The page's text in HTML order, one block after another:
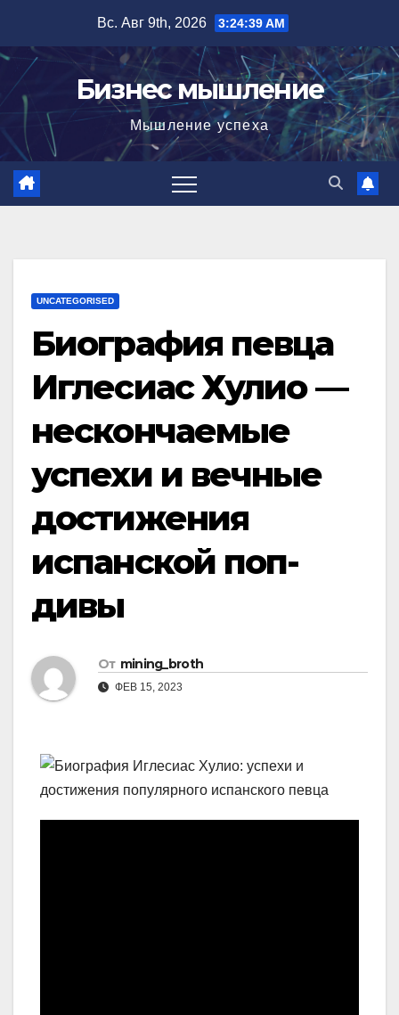
содержимому
Вс. Авг 9th, 2026 3:24:40 AM
Бизнес мышление
Мышление успеха
UNCATEGORISED
Биография певца
Иглесиас Хулио —
нескончаемые
успехи и вечные
достижения
испанской поп-
дивы
От mining_broth
ФЕВ 15, 2023